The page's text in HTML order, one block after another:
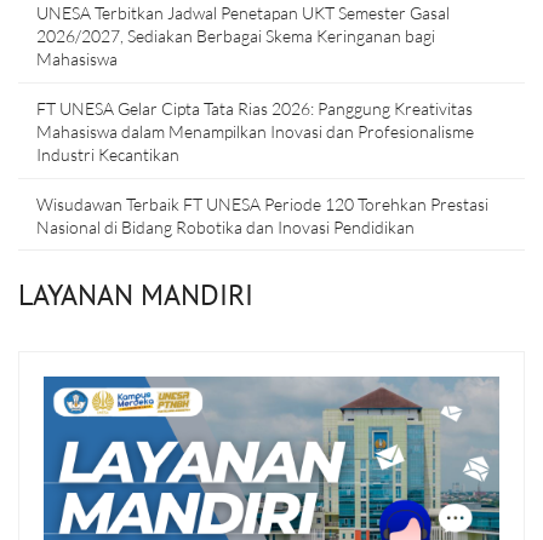
UNESA Terbitkan Jadwal Penetapan UKT Semester Gasal
2026/2027, Sediakan Berbagai Skema Keringanan bagi
Mahasiswa
FT UNESA Gelar Cipta Tata Rias 2026: Panggung Kreativitas
Mahasiswa dalam Menampilkan Inovasi dan Profesionalisme
Industri Kecantikan
Wisudawan Terbaik FT UNESA Periode 120 Torehkan Prestasi
Nasional di Bidang Robotika dan Inovasi Pendidikan
LAYANAN MANDIRI